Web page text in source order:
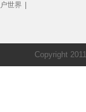
世界
Copyright